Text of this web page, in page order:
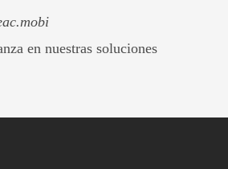
en nuestras soluciones